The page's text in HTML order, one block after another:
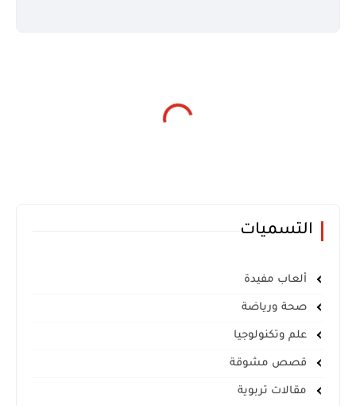
التسميات
ألعاب مفيدة
صحة ورياضة
علم وتكنولوجيا
قصص مشوقة
مقالات تربوية